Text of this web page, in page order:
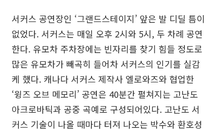
서커스 공연장인 ‘그랜드스테이지’ 앞은 발 디딜 틈이
없었다. 서커스는 매일 오후 2시와 5시, 두 차례 공연
한다. 유모차 주차장에는 빈자리를 찾기 힘들 정도로
많은 유모차가 빼곡히 들어차 서커스의 인기를 실감
케 했다. 캐나다 서커스 제작사 엘로와즈와 협업한
‘윙즈 오브 메모리’ 공연은 40분간 펼쳐지는 고난도
아크로바틱과 공중 곡예로 구성되어있다. 고난도 서
커스 기술이 나올 때마다 터져 나오는 박수와 환호성